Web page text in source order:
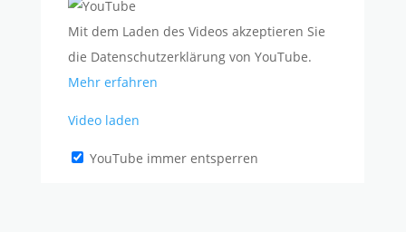
Mit dem Laden des Videos akzeptieren Sie
die Datenschutzerklärung von YouTube.
Mehr erfahren
Video laden
YouTube immer entsperren